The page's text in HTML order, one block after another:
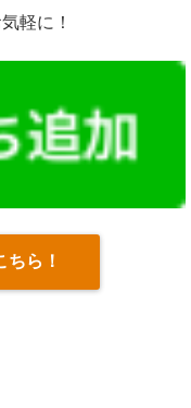
軽に！
ちら！